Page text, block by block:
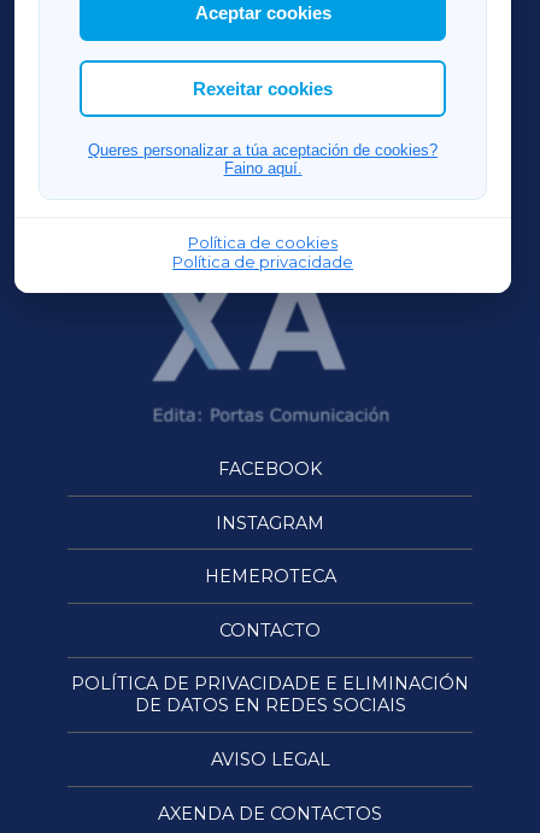
Así mesmo, podes personalizar a elección das
cookies que desexas permitir.
Aceptar cookies
Rexeitar cookies
Queres personalizar a túa aceptación de cookies?
Faino aquí.
Política de cookies
Política de privacidade
RIBEIRASACRAXA
ACORUÑAXA
FERROLXA
OURENSEXA
FACEBOOK
INSTAGRAM
HEMEROTECA
CONTACTO
POLÍTICA DE PRIVACIDADE E ELIMINACIÓN
DE DATOS EN REDES SOCIAIS
AVISO LEGAL
AXENDA DE CONTACTOS